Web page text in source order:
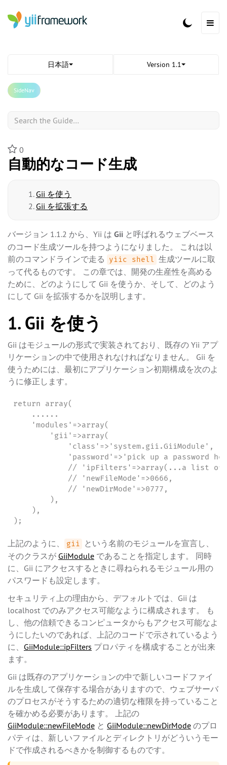
日本語 Version 1.1
SideNav
0
自動的なコード生成
Gii を使う
Gii を拡張する
バージョン 1.1.2 から、Yii は Gii と呼ばれるウェブベース
のコード生成ツールを持つようになりました。 これは以
前のコマンドラインで走る
yiic shell 生成ツールに取
って代るものです。 この章では、開発の生産性を高める
ために、どのようにして Gii を使うか、そして、どのよう
にして Gii を拡張するかを説明します。
1. Gii を使う
Gii はモジュールの形式で実装されており、既存の Yii アプ
リケーションの中で使用されなければなりません。 Gii を
使うためには、最初にアプリケーション初期構成を次のよ
うに修正します。
return array(
    ......
    'modules'=>array(
        'gii'=>array(
            'class'=>'system.gii.GiiModule',
'password'=>'pick up a password
// 'ipFilters'=>array(...a list of
            // 'newFileMode'=>0666,
            // 'newDirMode'=>0777,
        ),
    ),
);
上記のように、 gii
という名前のモジュールを宣言し、
そのクラスが GiiModule であることを指定します。 同時
に、Gii にアクセスするときに尋ねられるモジュール用の
パスワードも設定します。
セキュリティ上の理由から、デフォルトでは、Gii は
localhost でのみアクセス可能なように構成されます。 も
し、他の信頼できるコンピュータからもアクセス可能なよ
うにしたいのであれば、上記のコードで示されているよう
に、 GiiModule::ipFilters プロパティを構成することが出来
ます。
Gii は既存のアプリケーションの中で新しいコードファイ
ルを生成して保存する場合がありますので、ウェブサーバ
のプロセスがそうするための適切な権限を持っていること
を確かめる必要があります。 上記の
GiiModule::newFileMode と GiiModule::newDirMode のプロ
パティは、新しいファイルとディレクトリがどういうモー
ドで作成されるべきかを制御するものです。